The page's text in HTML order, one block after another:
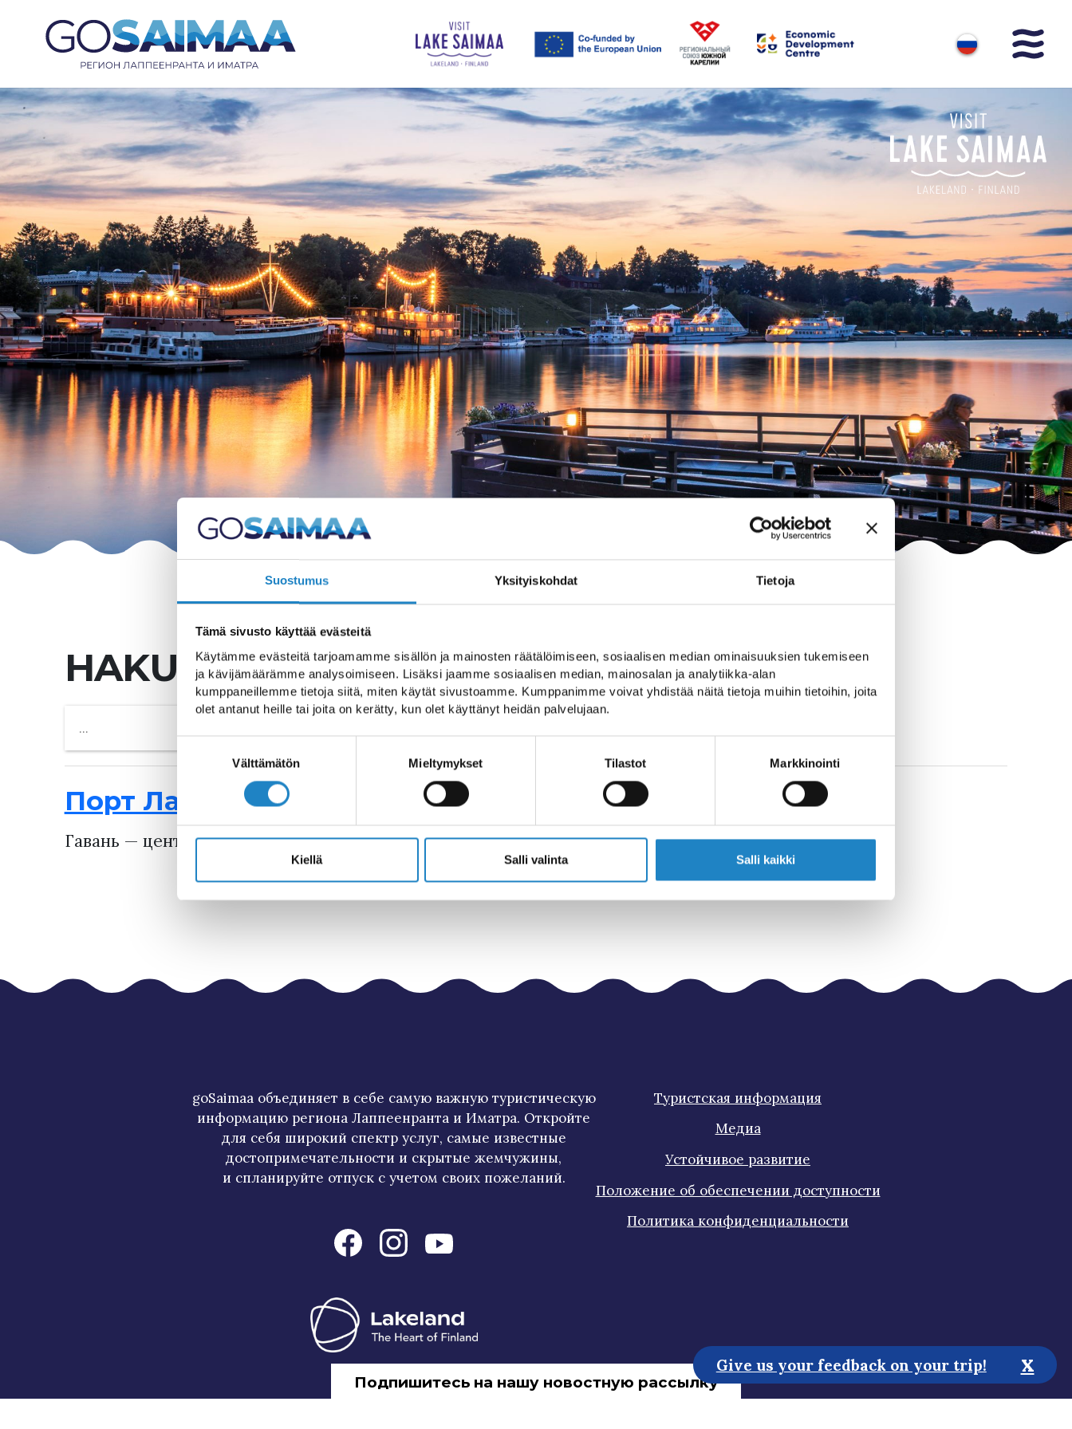
Suostumus Yksityiskohdat Tietoja
Tämä sivusto käyttää evästeitä
Käytämme evästeitä tarjoamamme sisällön ja mainosten räätälöimiseen, sosiaalisen median ominaisuuksien tukemiseen
ja kävijämäärämme analysoimiseen. Lisäksi jaamme sosiaalisen median, mainosalan ja analytiikka-alan
kumppaneillemme tietoja siitä, miten käytät sivustoamme. Kumppanimme voivat yhdistää näitä tietoja muihin tietoihin, joita
olet antanut heille tai joita on kerätty, kun olet käyttänyt heidän palvelujaan.
Välttämätön Mieltymykset Tilastot Markkinointi
Kiellä Salli valinta Salli kaikki
HAKU
Порт Лаппеенранты
Гавань — центр летней жизни Лаппеенранты
goSaimaa объединяет в себе самую важную туристическую
информацию региона Лаппеенранта и Иматра. Откройте
для себя широкий спектр услуг, самые известные
достопримечательности и скрытые жемчужины,
и спланируйте отпуск с учетом своих пожеланий.
Туристская информация
Медиа
Устойчивое развитие
Положение об обеспечении доступности
Политика конфиденциальности
Подпишитесь на нашу новостную рассылку
Give us your feedback on your trip! x